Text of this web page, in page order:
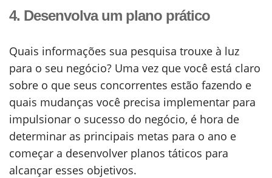
4. Desenvolva um plano prático
Quais informações sua pesquisa trouxe à luz
para o seu negócio? Uma vez que você está claro
sobre o que seus concorrentes estão fazendo e
quais mudanças você precisa implementar para
impulsionar o sucesso do negócio, é hora de
determinar as principais metas para o ano e
começar a desenvolver planos táticos para
alcançar esses objetivos.